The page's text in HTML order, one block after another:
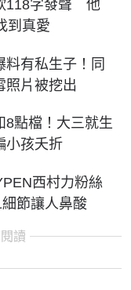
118字發聲 他
到真愛
料有私生子！同
照片被挖出
8點檔！大三就生
小孩夭折
西村力粉絲
節讓人鼻酸
讀